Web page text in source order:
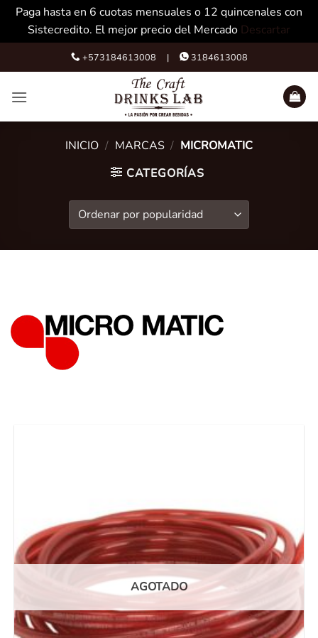
Paga hasta en 6 cuotas mensuales o 12 quincenales con
Sistecredito. El mejor precio del Mercado Descartar
to
+573184613008 | 3184613008
INICIO / MARCAS / MICROMATIC
CATEGORÍAS
AGOTADO